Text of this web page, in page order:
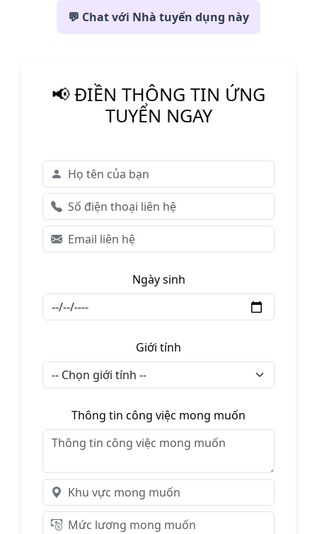
💬 Chat với Nhà tuyển dụng này
📢 ĐIỀN THÔNG TIN ỨNG
TUYỂN NGAY
Ngày sinh
Giới tính
Thông tin công việc mong muốn